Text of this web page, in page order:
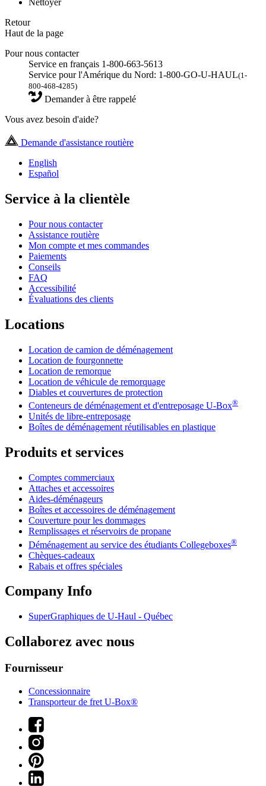
Nettoyer
Retour
Haut de la page
Pour nous contacter
Service en français 1-800-663-5613
Service pour l'Amérique du Nord: 1-800-GO-U-HAUL(1-
800-468-4285)
Demander à être rappelé
Vous avez besoin d'aide?
Demande d'assistance routière
English
Español
Service à la clientèle
Pour nous contacter
Assistance routière
Mon compte et mes commandes
Paiements
Conseils
FAQ
Accessibilité
Évaluations des clients
Locations
Location de camion de déménagement
Location de fourgonnette
Location de remorque
Location de véhicule de remorquage
Diables et couvertures de protection
Conteneurs de déménagement et d'entreposage U-Box®
Unités de libre-entreposage
Boîtes de déménagement réutilisables en plastique
Produits et services
Comptes commerciaux
Attaches et accessoires
Aides-déménageurs
Boîtes et accessoires de déménagement
Couverture pour les dommages
Remplissages et réservoirs de propane
Déménagement au service des étudiants Collegeboxes®
Chèques-cadeaux
Rabais et offres spéciales
Company Info
SuperGraphiques de U-Haul - Québec
Collaborez avec nous
Fournisseur
Concessionnaire
Transporteur de fret U-Box®